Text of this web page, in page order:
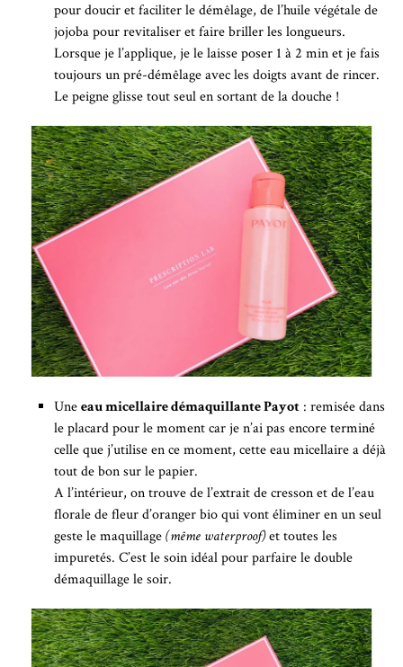
pour doucir et faciliter le démêlage, de l’huile végétale de
jojoba pour revitaliser et faire briller les longueurs.
Lorsque je l’applique, je le laisse poser 1 à 2 min et je fais
toujours un pré-démêlage avec les doigts avant de rincer.
Le peigne glisse tout seul en sortant de la douche !
Uneeau micellaire démaquillante Payot : remisée dans
le placard pour le moment car je n’ai pas encore terminé
celle que j’utilise en ce moment, cette eau micellaire a déjà
tout de bon sur le papier.
A l’intérieur, on trouve de l’extrait de cresson et de l’eau
florale de fleur d’oranger bio qui vont éliminer en un seul
geste le maquillage(même waterproof)et toutes les
impuretés. C’est le soin idéal pour parfaire le double
démaquillage le soir.